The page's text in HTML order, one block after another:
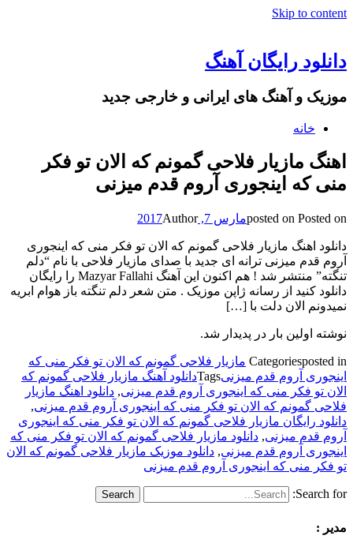
Skip to content
دانلود رایگان آهنگ
موزیک و آهنگ های ایرانی و خارجی جدید
خانه
اهنگ مازیار فلاحی گمونم که الان تو فکر
منی که اینجوری آروم قدم میزنی
posted on Posted on مارس 7, 2017 Author
دانلود اهنگ مازیار فلاحی گمونم که الان تو فکر منی که اینجوری
آروم قدم میزنی ترانه ای جدید با صدای مازیار فلاحی با نام “دلم
تنگته” منتشر شد ! هم اکنون این آهنگ Mazyar Fallahi را رایگان
دانلود کنید از رسانه ژاپن موزیک . متن شعر دلم تنگته باز هوام ابریه
نمیدونم الان دلت با […]
نوشته اولین بار در پدیدار شد.
Categoriesposted in
مازیار فلاحی گمونم که الان تو فکر منی که
اینجوری آروم قدم میزنیTagsدانلود آهنگ مازیار فلاحی گمونم که
الان تو فکر منی که اینجوری آروم قدم میزنی, دانلود اهنگ مازیار
فلاحی گمونم که الان تو فکر منی که اینجوری آروم قدم میزنی,
دانلود رایگان مازیار فلاحی گمونم که الان تو فکر منی که اینجوری
آروم قدم میزنی, دانلود مازیار فلاحی گمونم که الان تو فکر منی که
اینجوری آروم قدم میزنی, دانلود موزیک مازیار فلاحی گمونم که الان
تو فکر منی که اینجوری آروم قدم میزنی
Search for:
مدیر :